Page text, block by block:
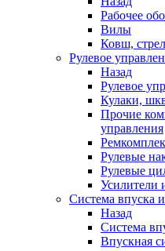
Рабочее
Вилы
Ковш,
Рулевое
Назад
Рулевое
Кулаки,
Прочие
управления
Рулевые
Рулевые
Усилители
Система впуска
Назад
Система
Впускная